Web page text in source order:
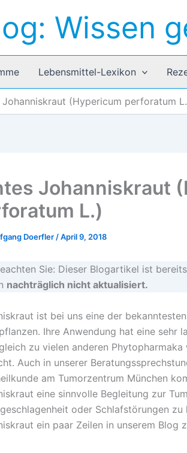
Wissen
Lebensmittel-Lexikon
Johanniskraut (Hypericum perforatum
Johanniskraut
L.)
Doerfler /April 9, 2018
Sie: Dieser Blogartikel ist
nachträglich nicht aktualisiert.
ist bei uns eine der
Ihre Anwendung hat eine sehr
zu vielen anderen
Auch in unserer
am Tumorzentrum München
eine sinnvolle Begleitung zur
oder Schlafstörungen
ein paar Zeilen in unserem Blog